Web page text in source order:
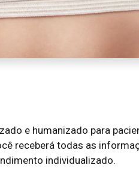
e humanizado para
receberá todas as
individualizado.